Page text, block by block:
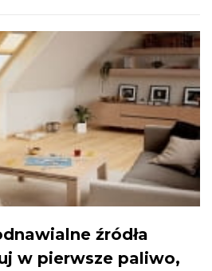
źródła
w pierwsze paliwo,